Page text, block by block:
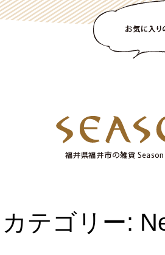
カテゴリー: